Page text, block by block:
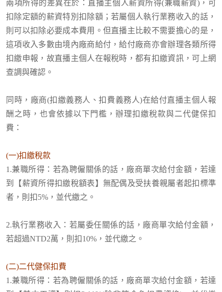
兩項所得的差異在於：直播主個人薪資所得(兼職薪資)，可
扣除定額的薪資特別扣除額；若屬個人執行業務收入的話，
則可以扣除必要成本費用。但直播主比較不需要擔心的是，
這項收入多數由境內廠商給付，給付廠商亦會辦理各類所得
扣繳申報 ，故直播主個人在報稅時，都有扣繳資訊，可上網
查調與確認。
同時，廠商(扣繳義務人、扣費義務人)在給付直播主個人報
酬之時，也會依據以下門檻，辦理扣繳稅款與二代健保扣
費 ：
(一)扣繳稅款
1.兼職所得：若為聘僱關係的話，廠商單次給付金額，若達
到【薪資所得扣繳稅額表】無配偶及受扶養親屬者起扣標準
者，則扣5% ，並代繳之 。
2.執行業務收入：若屬委任關係的話，廠商單次給付金額，
若超過NTD2萬，則扣10% ，並代繳之 。
(二)二代健保扣費
1.兼職所得： 若為聘僱關係的話，廠商單次給付金額，若達